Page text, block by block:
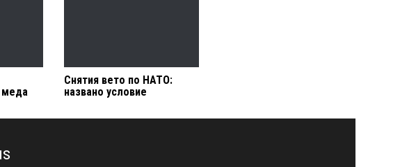
меда
Снятия вето по НАТО:
названо условие